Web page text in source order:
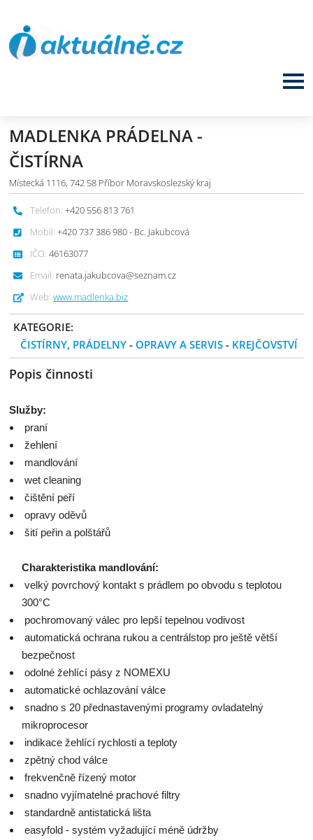
MADLENKA PRÁDELNA -
ČISTÍRNA
Místecká 1116, 742 58 Příbor Moravskoslezský kraj
Telefon: +420 556 813 761
Mobil: +420 737 386 980 - Bc. Jakubcová
IČO: 46163077
Email: renata.jakubcova@seznam.cz
Web: www.madlenka.biz
KATEGORIE:
ČISTÍRNY, PRÁDELNY - OPRAVY A SERVIS - KREJČOVSTVÍ
Popis činnosti
Služby:
praní
žehlení
mandlování
wet cleaning
čištění peří
opravy oděvů
šití peřin a polštářů
Charakteristika mandlování:
velký povrchový kontakt s prádlem po obvodu s teplotou
300°C
pochromovaný válec pro lepší tepelnou vodivost
automatická ochrana rukou a centrálstop pro ještě větší
bezpečnost
odolné žehlící pásy z NOMEXU
automatické ochlazování válce
snadno s 20 přednastavenými programy ovladatelný
mikroprocesor
indikace žehlící rychlosti a teploty
zpětný chod válce
frekvenčně řízený motor
snadno vyjímatelné prachové filtry
standardně antistatická lišta
easyfold - systém vyžadující méně údržby